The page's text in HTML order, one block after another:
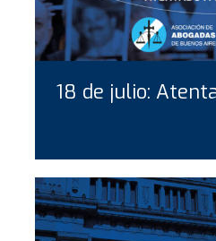
18 de julio: